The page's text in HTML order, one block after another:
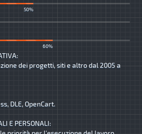
50%
60%
dei progetti, siti e altro dal 2005 a
DLE, OpenCart.
E PERSONALI: